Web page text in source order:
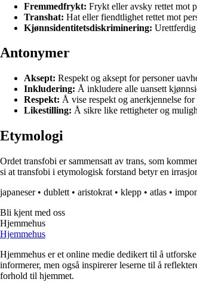
Fremmedfrykt: Frykt eller avsky rettet mot
Transhat: Hat eller fiendtlighet rettet mot
Kjønnsidentitetsdiskriminering: Urettferdig
Antonymer
Aksept: Respekt og aksept for personer
Inkludering: Å inkludere alle uansett
Respekt: Å vise respekt og anerkjennelse
Likestilling: Å sikre like rettigheter og
Etymologi
Ordet transfobi er sammensatt av trans, som
si at transfobi i etymologisk forstand betyr en
japaneser• dublett • aristokrat • klepp • atlas •
Bli kjent med oss
Hjemmehus
Hjemmehus
Hjemmehus er et online medie dedikert til å
informerer, men også inspirerer leserne til å
forhold til hjemmet.